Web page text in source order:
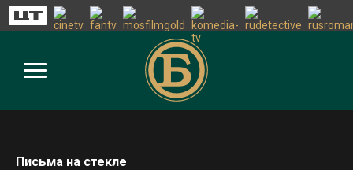
Письма на стекле